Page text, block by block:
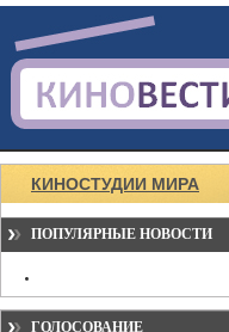
КИНОСТУДИИ МИРА
ПОПУЛЯРНЫЕ НОВОСТИ
ГОЛОСОВАНИЕ